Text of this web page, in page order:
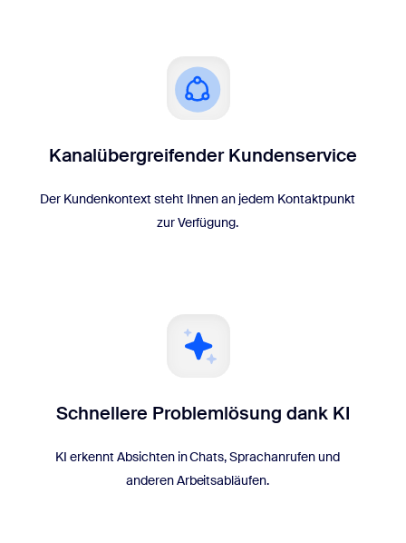
Kanalübergreifender Kundenservice
Der Kundenkontext steht Ihnen an jedem Kontaktpunkt
zur Verfügung.
Schnellere Problemlösung dank KI
KI erkennt Absichten in Chats, Sprachanrufen und
anderen Arbeitsabläufen.